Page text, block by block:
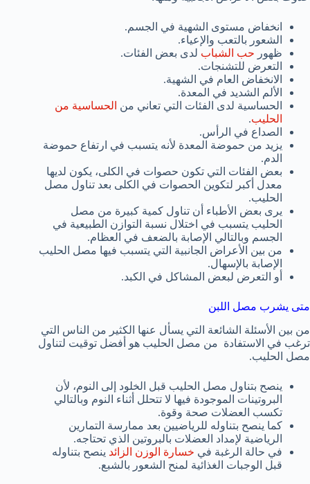
انخفاض مستوى الشهية في الجسم.
الشعور بالتعب والإعياء.
ظهور حب الشباب لدى بعض الفئات.
التعرض للتشنجات.
الانخفاض العام في الشهية.
الألم الشديد في المعدة.
الحساسية لدى الفئات التي تعاني من الحساسية من
الحليب.
الصداع في الرأس.
يزيد من حموضة المعدة لأنه يتسبب في ارتفاع حموضة
الدم.
بعض الفئات التي تكون حصوات في الكلى، يكون لديها
معدل أكبر لتكوين الحصوات في الكلى بعد تناول مصل
الحليب.
يرى بعض الأطباء أن تناول كمية كبيرة من مصل
الحليب يتسبب في اختلال نسبة التوازن الطبيعية في
الجسم وبالتالي الإصابة بالضعف في العظام.
من بين الأعراض الجانبية التي يتسبب فيها مصل الحليب
الإصابة بالإسهال.
أو التعرض لبعض المشاكل في الكبد.
متى يشرب مصل اللبن
من بين الأسئلة الشائعة التي يسأل عنها الكثير من الناس التي
ترغب في الاستفادة من مصل الحليب هو أفضل توقيت لتناول
مصل الحليب.
ينصح بتناول مصل الحليب قبل الخلود إلى النوم، لأن
البروتينات الموجودة فيها لا تتحلل أثناء النوم وبالتالي
تكسب العضلات صحة وقوة.
كما ينصح بتناوله للرياضيين بعد ممارسة التمارين
الرياضية لإمداد العضلات بالبروتين الذي تحتاجه.
في حالة الرغبة في خسارة الوزن الزائد ينصح بتناوله
قبل الوجبات الغذائية لمنح الشعور بالشبع.